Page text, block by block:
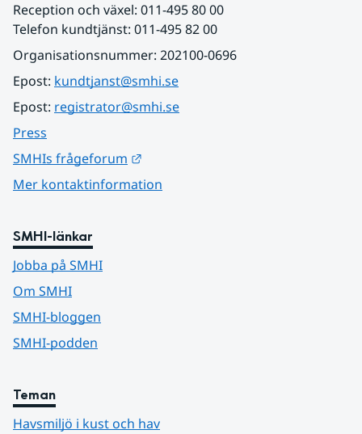
Reception och växel: 011-495 80 00
Telefon kundtjänst: 011-495 82 00
Organisationsnummer: 202100-0696
Epost: kundtjanst@smhi.se
Epost: registrator@smhi.se
Press
SMHIs frågeforum
Mer kontaktinformation
SMHI-länkar
Jobba på SMHI
Om SMHI
SMHI-bloggen
SMHI-podden
Teman
Havsmiljö i kust och hav